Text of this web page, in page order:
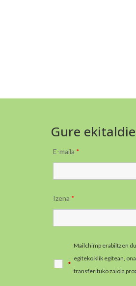
Gure
E-maila *
Izena *
*
Mailchimp erabiltzen
egiteko klik egitean,
transferituko zaiola